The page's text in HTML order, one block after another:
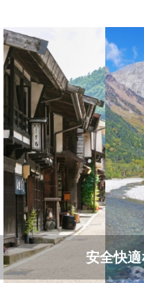
安全快